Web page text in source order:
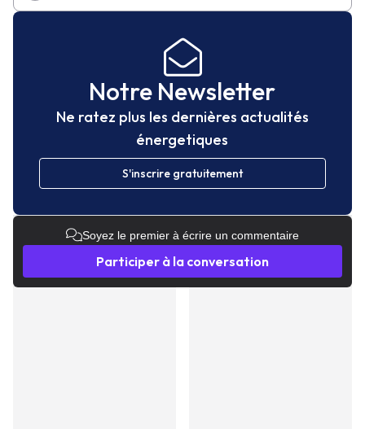
Notre Newsletter
Ne ratez plus les dernières actualités
énergetiques
S'inscrire gratuitement
Soyez le premier à écrire un commentaire
Participer à la conversation